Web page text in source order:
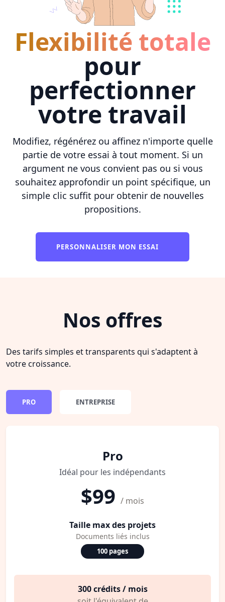
Flexibilité totale
pour
perfectionner
votre travail
Modifiez, régénérez ou affinez n'importe quelle
partie de votre essai à tout moment. Si un
argument ne vous convient pas ou si vous
souhaitez approfondir un point spécifique, un
simple clic suffit pour obtenir de nouvelles
propositions.
PERSONNALISER MON ESSAI
Nos offres
Des tarifs simples et transparents qui s'adaptent à
votre croissance.
PRO ENTREPRISE
Pro
Idéal pour les indépendants
$99 / mois
Taille max des projets
Documents liés inclus
100 pages
300 crédits / mois